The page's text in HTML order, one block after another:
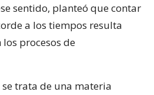
sentido, planteó que contar
a los tiempos resulta
procesos de
trata de una materia